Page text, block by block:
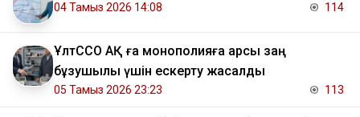
04 Тамыз 2026 14:08 114
ҰлтССО АҚ ға монополияға қарсы заң
бұзушылық үшін ескерту жасалды
05 Тамыз 2026 23:23 113